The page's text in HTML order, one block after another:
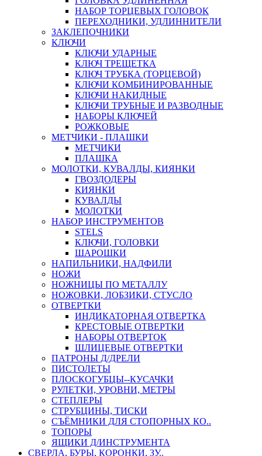
НАБОР ТОРЦЕВЫХ ГОЛОВОК
ПЕРЕХОДНИКИ, УДЛИННИТЕЛИ
ЗАКЛЕПОЧНИКИ
КЛЮЧИ
КЛЮЧИ УДАРНЫЕ
КЛЮЧ ТРЕЩЕТКА
КЛЮЧ ТРУБКА (ТОРЦЕВОЙ)
КЛЮЧИ КОМБИНИРОВАННЫЕ
КЛЮЧИ НАКИДНЫЕ
КЛЮЧИ ТРУБНЫЕ И РАЗВОДНЫЕ
НАБОРЫ КЛЮЧЕЙ
РОЖКОВЫЕ
МЕТЧИКИ - ПЛАШКИ
МЕТЧИКИ
ПЛАШКА
МОЛОТКИ, КУВАЛДЫ, КИЯНКИ
ГВОЗДОДЕРЫ
КИЯНКИ
КУВАЛДЫ
МОЛОТКИ
НАБОР ИНСТРУМЕНТОВ
STELS
КЛЮЧИ, ГОЛОВКИ
ШАРОШКИ
НАПИЛЬНИКИ, НАДФИЛИ
НОЖИ
НОЖНИЦЫ ПО МЕТАЛЛУ
НОЖОВКИ, ЛОБЗИКИ, СТУСЛО
ОТВЕРТКИ
ИНДИКАТОРНАЯ ОТВЕРТКА
КРЕСТОВЫЕ ОТВЕРТКИ
НАБОРЫ ОТВЕРТОК
ШЛИЦЕВЫЕ ОТВЕРТКИ
ПАТРОНЫ Д/ДРЕЛИ
ПИСТОЛЕТЫ
ПЛОСКОГУБЦЫ--КУСАЧКИ
РУЛЕТКИ, УРОВНИ, МЕТРЫ
СТЕПЛЕРЫ
СТРУБЦИНЫ, ТИСКИ
СЪЁМНИКИ ДЛЯ СТОПОРНЫХ КО..
ТОПОРЫ
ЯЩИКИ Д/ИНСТРУМЕНТА
СВЕРЛА, БУРЫ, КОРОНКИ, ЗУ..